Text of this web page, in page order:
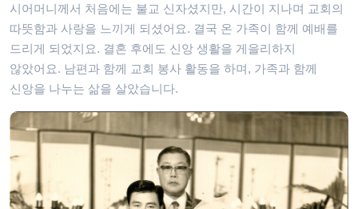
시어머니께서 처음에는 불교 신자셨지만, 시간이 지나며 교회의
따뜻함과 사랑을 느끼게 되셨어요. 결국 온 가족이 함께 예배를
드리게 되었지요. 결혼 후에도 신앙 생활을 게을리하지
않았어요. 남편과 함께 교회 봉사 활동을 하며, 가족과 함께
신앙을 나누는 삶을 살았습니다.